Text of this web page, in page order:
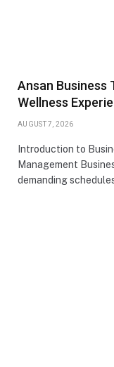
Ansan Business
Wellness
AUGUST 7, 2026
Introduction to
Management
demanding